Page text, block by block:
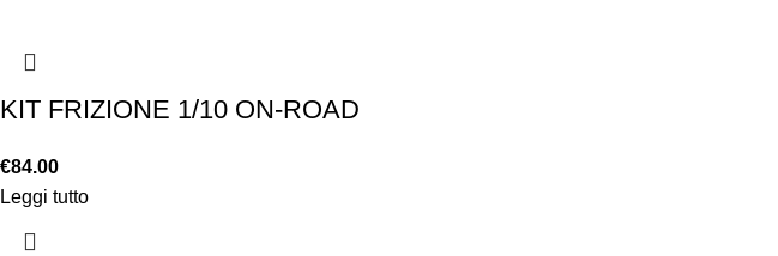
KIT FRIZIONE 1/10 ON-ROAD
€84.00
Leggi tutto